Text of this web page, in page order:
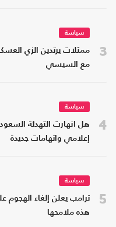
3
سياسة
ممثلات يرتدين الزي
مع السيسي
4
سياسة
هل انهارت التهدئة
إعلامي واتهامات جديدة
5
سياسة
ترامب يعلن إلغاء الهجوم
هذه ملامحها